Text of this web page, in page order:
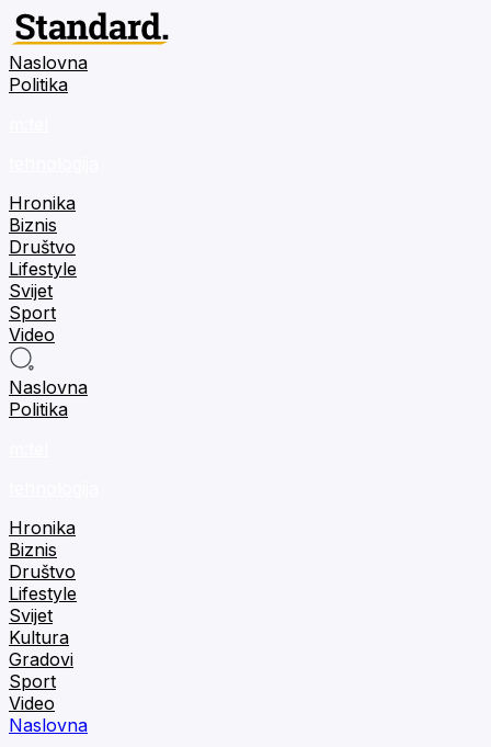
Naslovna
Politika
Hronika
Biznis
Društvo
Lifestyle
Svijet
Sport
Video
Naslovna
Politika
Hronika
Biznis
Društvo
Lifestyle
Svijet
Kultura
Gradovi
Sport
Video
Naslovna